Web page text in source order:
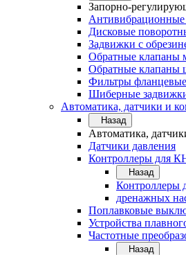
Запорно-
Антивибрационные
Дисковые
Задвижки с
Обратные клапаны
Обратные клапаны
Фильтры фланцевые
Шиберные
Автоматика, датчики и
Назад
Автоматика,
Датчики давления
Контроллеры для
Назад
Контроллеры
дренажных
Поплавковые
Устройства
Частотные
Назад